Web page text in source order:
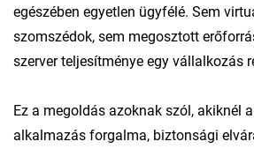
egészében egyetlen ügyfélé. Sem
szomszédok, sem megosztott
szerver teljesítménye egy vállalkozás
Ez a megoldás azoknak szól, akiknél
alkalmazás forgalma, biztonsági